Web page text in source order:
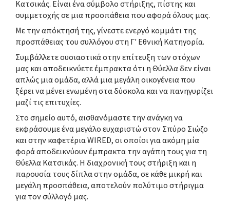
Κατσικάς. Είναι ένα σύμβολο στήριξης, πίστης και
συμμετοχής σε μια προσπάθεια που αφορά όλους μας.
Με την απόκτησή της, γίνεστε ενεργό κομμάτι της
προσπάθειας του συλλόγου στη Γ' Εθνική Κατηγορία.
Συμβάλλετε ουσιαστικά στην επίτευξη των στόχων
μας και αποδεικνύετε έμπρακτα ότι η Θύελλα δεν είναι
απλώς μια ομάδα, αλλά μια μεγάλη οικογένεια που
ξέρει να μένει ενωμένη στα δύσκολα και να πανηγυρίζει
μαζί τις επιτυχίες.
Στο σημείο αυτό, αισθανόμαστε την ανάγκη να
εκφράσουμε ένα μεγάλο ευχαριστώ στον Σπύρο Σιώζο
και στην καφετέρια WIRED, οι οποίοι για ακόμη μία
φορά αποδεικνύουν έμπρακτα την αγάπη τους για τη
Θύελλα Κατσικάς. Η διαχρονική τους στήριξη και η
παρουσία τους δίπλα στην ομάδα, σε κάθε μικρή και
μεγάλη προσπάθεια, αποτελούν πολύτιμο στήριγμα
για τον σύλλογό μας.